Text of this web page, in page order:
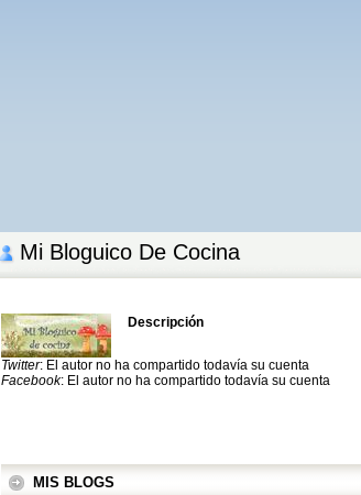
Mi Bloguico De Cocina
Descripción
Twitter: El autor no ha compartido todavía su cuenta
Facebook: El autor no ha compartido todavía su cuenta
MIS BLOGS